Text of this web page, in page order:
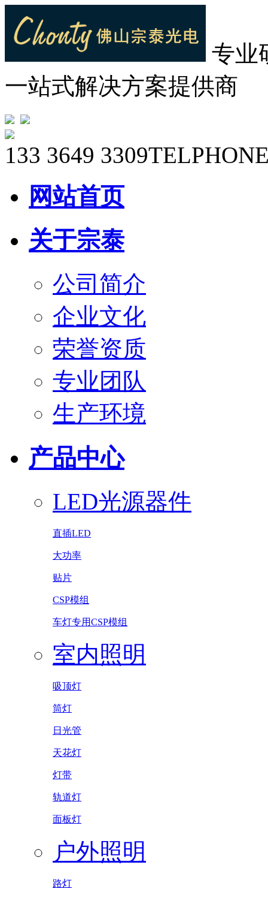
专业
一站式解决方案提供商
133 3649 3309
网站首页
关于宗泰
公司简介
企业文化
荣誉资质
专业团队
生产环境
产品中心
LED光源器件
直插LED
大功率
贴片
CSP模组
车灯专用CSP模组
室内照明
吸顶灯
筒灯
日光管
天花灯
灯带
轨道灯
面板灯
户外照明
路灯